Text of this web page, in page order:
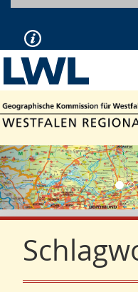
Vorherige